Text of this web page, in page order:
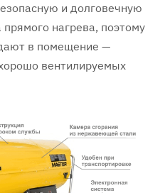
и долговечную
нагрева, поэтому
в помещение —
вентилируемых